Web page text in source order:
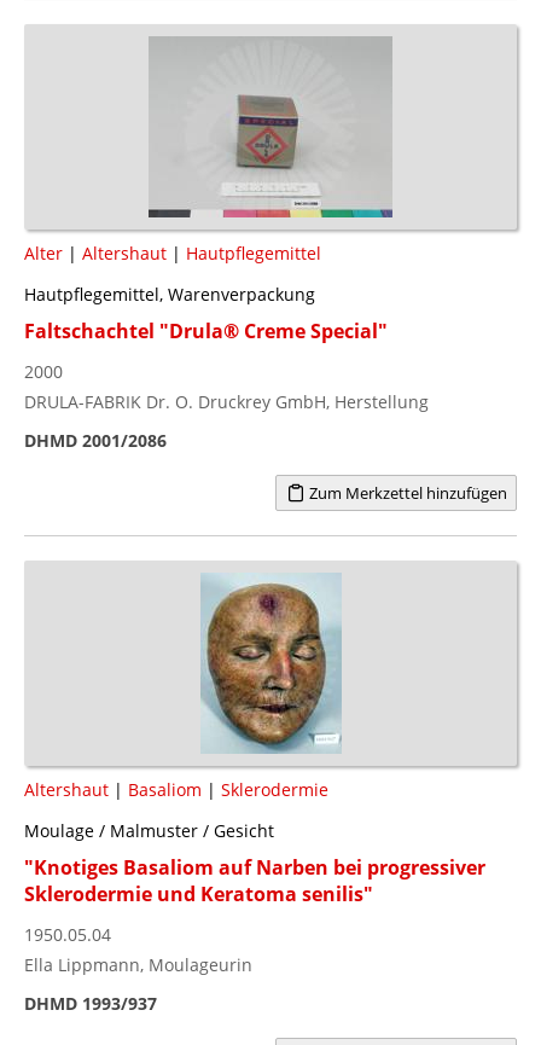
Alter | Altershaut | Hautpflegemittel
Hautpflegemittel, Warenverpackung
Faltschachtel "Drula® Creme Special"
2000
DRULA-FABRIK Dr. O. Druckrey GmbH, Herstellung
DHMD 2001/2086
Zum Merkzettel hinzufügen
Altershaut | Basaliom | Sklerodermie
Moulage / Malmuster / Gesicht
"Knotiges Basaliom auf Narben bei progressiver
Sklerodermie und Keratoma senilis"
1950.05.04
Ella Lippmann, Moulageurin
DHMD 1993/937